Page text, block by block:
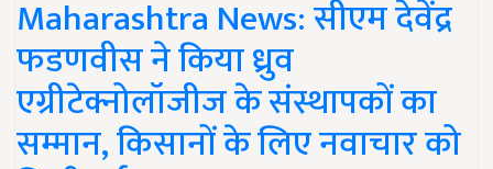
Maharashtra News: सीएम देवेंद्र
फडणवीस ने किया ध्रुव
एग्रीटेक्नोलॉजीज के संस्थापकों का
सम्मान, किसानों के लिए नवाचार को